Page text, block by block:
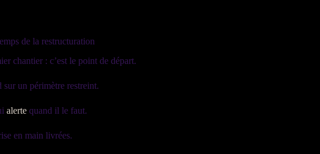
de la restructuration
chantier : c’est le point de départ.
sur un périmètre restreint.
alerte quand il le faut.
en main livrées.